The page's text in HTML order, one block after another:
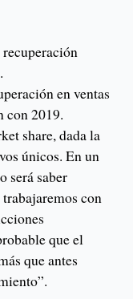
recuperación
en ventas
con 2019.
share, dada la
únicos. En un
será saber
con
que el
que antes